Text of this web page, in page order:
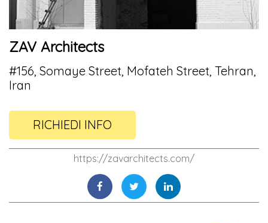
ZAV Architects
#156, Somaye Street, Mofateh Street, Tehran,
Iran
RICHIEDI INFO
https://zavarchitects.com/